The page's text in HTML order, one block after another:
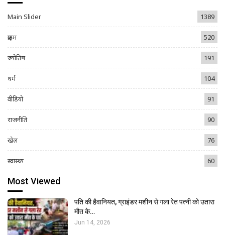
Main Slider 1389
क्राइम 520
ज्योतिष 191
धर्म 104
वीडियो 91
राजनीति 90
खेल 76
स्वास्थ्य 60
Most Viewed
पति की हैवानियत, ग्राइंडर मशीन से गला रेत पत्नी को उतारा
मौत के…
Jun 14, 2026